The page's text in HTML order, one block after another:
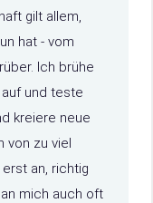
gilt allem,
hat - vom
Ich brühe
und teste
kreiere neue
von zu viel
an, richtig
mich auch oft